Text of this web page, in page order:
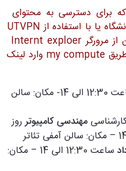
برای دسترسی به محتوای
فیلمها باید از داخل دانشگاه یا با استفاده از UTVPN
و یا از طریق my compute وارد لینک
ساعت 12:30 الی 14- مکان: سالن
مهندسی کامپیوترروز
ساعت 12:30 الی 14 – مکان: